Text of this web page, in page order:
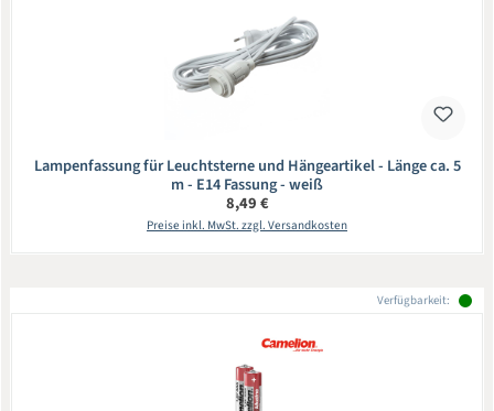
Lampenfassung für Leuchtsterne und Hängeartikel - Länge ca. 5
m - E14 Fassung - weiß
Regulärer Preis:
8,49 €
Preise inkl. MwSt. zzgl. Versandkosten
Verfügbarkeit: